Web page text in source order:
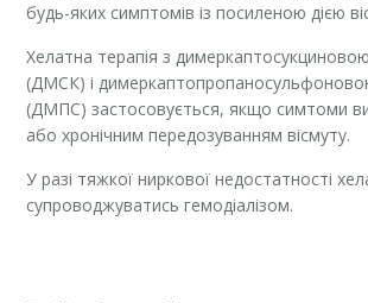
будь-яких симптомів із посиленою дією
Хелатна терапія з
(ДМСК) і
(ДМПС) застосовується, якщо симтоми
або хронічним передозуванням вісмуту.
У разі тяжкої ниркової недостатності
супроводжуватись гемодіалізом.